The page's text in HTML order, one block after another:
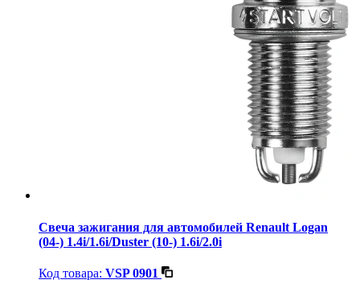
Свеча зажигания для автомобилей Renault Logan
(04-) 1.4i/1.6i/Duster (10-) 1.6i/2.0i
Код товара: VSP 0901